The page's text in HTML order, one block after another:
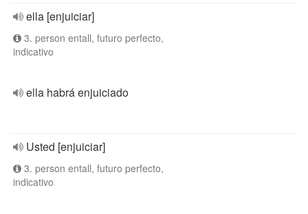
ella [enjuiciar]
3. person entall, futuro perfecto,
indicativo
ella habrá enjuiciado
Usted [enjuiciar]
3. person entall, futuro perfecto,
indicativo